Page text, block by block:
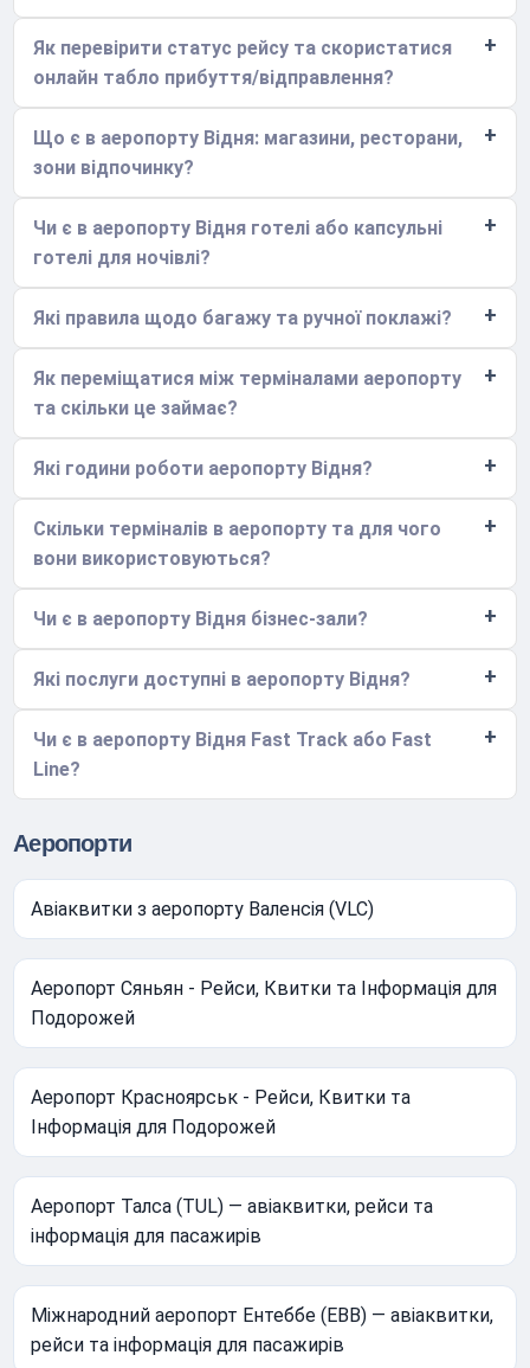
Як перевірити статус рейсу та скористатися
онлайн табло прибуття/відправлення?
Що є в аеропорту Відня: магазини, ресторани,
зони відпочинку?
Чи є в аеропорту Відня готелі або капсульні
готелі для ночівлі?
Які правила щодо багажу та ручної поклажі?
Як переміщатися між терміналами аеропорту
та скільки це займає?
Які години роботи аеропорту Відня?
Скільки терміналів в аеропорту та для чого
вони використовуються?
Чи є в аеропорту Відня бізнес-зали?
Які послуги доступні в аеропорту Відня?
Чи є в аеропорту Відня Fast Track або Fast
Line?
Аеропорти
Авіаквитки з аеропорту Валенсія (VLC)
Аеропорт Сяньян - Рейси, Квитки та Інформація для
Подорожей
Аеропорт Красноярськ - Рейси, Квитки та
Інформація для Подорожей
Аеропорт Талса (TUL) — авіаквитки, рейси та
інформація для пасажирів
Міжнародний аеропорт Ентеббе (EBB) — авіаквитки,
рейси та інформація для пасажирів